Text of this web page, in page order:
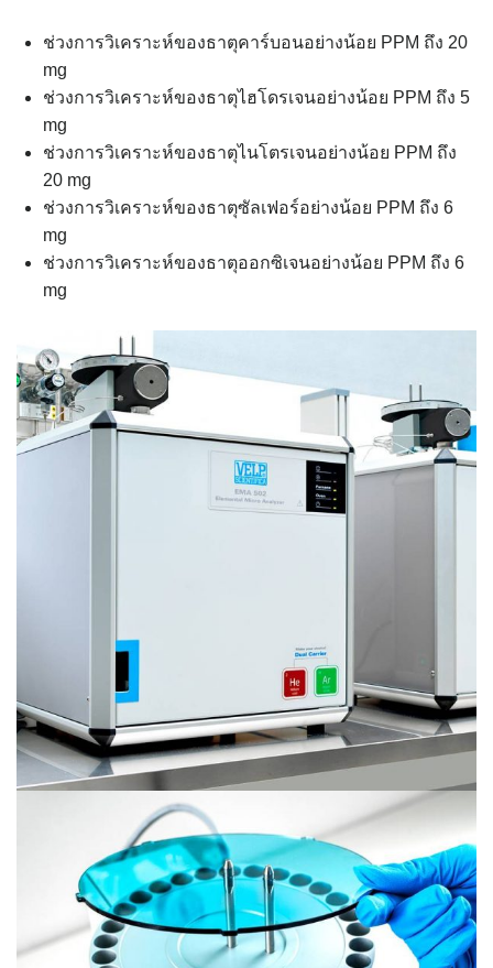
ช่วงการวิเคราะห์ของธาตุคาร์บอนอย่างน้อย PPM ถึง 20
mg
ช่วงการวิเคราะห์ของธาตุไฮโดรเจนอย่างน้อย PPM ถึง 5
mg
ช่วงการวิเคราะห์ของธาตุไนโตรเจนอย่างน้อย PPM ถึง
20 mg
ช่วงการวิเคราะห์ของธาตุซัลเฟอร์อย่างน้อย PPM ถึง 6
mg
ช่วงการวิเคราะห์ของธาตุออกซิเจนอย่างน้อย PPM ถึง 6
mg